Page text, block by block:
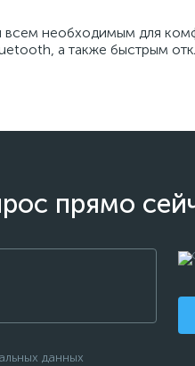
необходимым для
а также быстрым
прямо
данных